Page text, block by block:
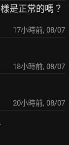
是正常的嗎？
17小時前, 08/07
18小時前, 08/07
20小時前, 08/07